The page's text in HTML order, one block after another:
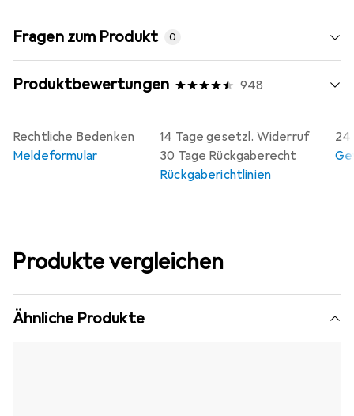
Fragen zum Produkt 0
Produktbewertungen 948
14 Tage gesetzl. Widerruf
30 Tage Rückgaberecht
Rückgaberichtlinien
24
Rechtliche Bedenken
Meldeformular
Produkte vergleichen
Ähnliche Produkte